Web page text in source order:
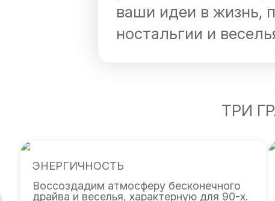
ваши идеи в жизнь,
ностальгии и
ТРИ
ЭНЕРГИЧНОСТЬ
Воссоздадим атмосферу бесконечного
драйва и веселья, характерную для 90-х.